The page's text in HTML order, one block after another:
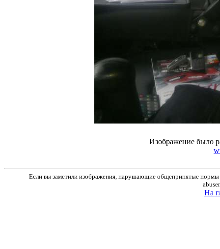
Изображение было
Если вы заметили изображения, нарушающие общепринятые нормы
На